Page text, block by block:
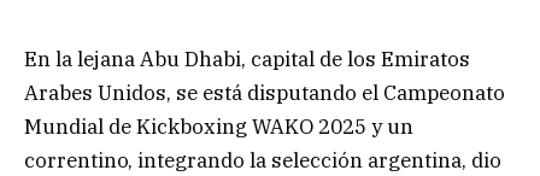
En la lejana Abu Dhabi, capital de los Emiratos
Arabes Unidos, se está disputando el Campeonato
Mundial de Kickboxing WAKO 2025 y un
correntino, integrando la selección argentina, dio